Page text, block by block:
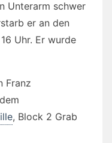
Unterarm schwer
er an den
Uhr. Er wurde
Franz
, Block 2 Grab